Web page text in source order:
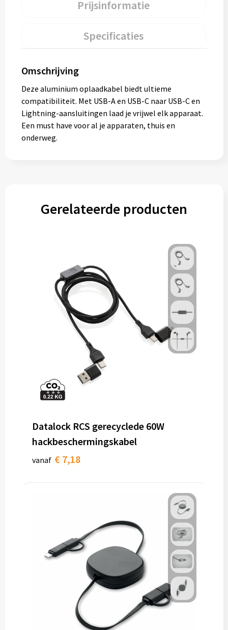
Prijsinformatie
Specificaties
Omschrijving
Deze aluminium oplaadkabel biedt ultieme
compatibiliteit. Met USB-A en USB-C naar USB-C en
Lightning-aansluitingen laad je vrijwel elk apparaat.
Een must have voor al je apparaten, thuis en
onderweg.
Gerelateerde producten
Datalock RCS gerecyclede 60W
hackbeschermingskabel
vanaf € 7,18